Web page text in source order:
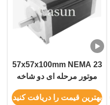
57x57x100mm NEMA 23
موتور مرحله ای دو شاخه
4.2A برای سیستم های
اتوماسیون
بهترین قیمت را دریافت کنید